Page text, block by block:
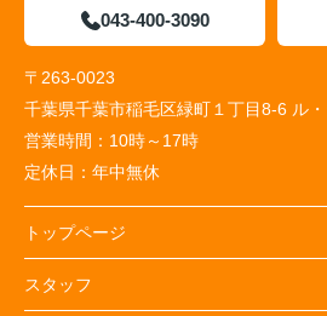
043-400-3090
〒263-0023
千葉県千葉市稲毛区緑町１丁目8-6 ル
営業時間： 10時～17時
定休日： 年中無休
トップページ
スタッフ